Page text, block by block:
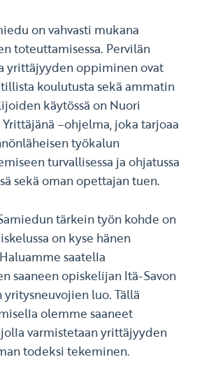
on vahvasti mukana
toteuttamisessa. Pervilän
yrittäjyyden oppiminen ovat
koulutusta sekä ammatin
käytössä on Nuori
–ohjelma, joka tarjoaa
työkalun
turvallisessa ja ohjatussa
sekä oman opettajan tuen.
tärkein työn kohde on
on kyse hänen
saatella
saaneen opiskelijan Itä-Savon
yritysneuvojien luo. Tällä
olemme saaneet
varmistetaan yrittäjyyden
todeksi tekeminen.